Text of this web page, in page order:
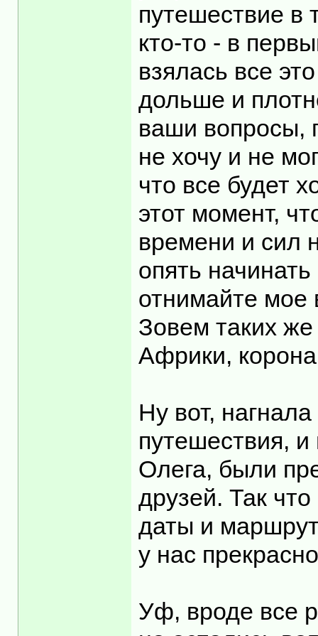
путешествие в
кто-то - в
взялась все
дольше и
ваши вопросы,
не хочу и не
что все будет
этот момент,
времени и сил
опять
отнимайте мое
Зовем таких
Африки,
Ну вот,
путешествия,
Олега, были
друзей. Так
даты и
у нас
Уф, вроде все